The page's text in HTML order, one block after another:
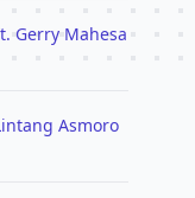
Gerry Mahesa
Asmoro